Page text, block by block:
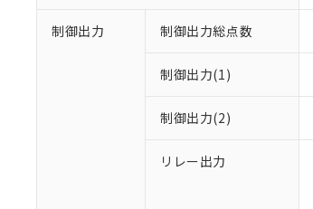
制御出力 制御出力総点数
制御出力(1)
制御出力(2)
リレー出力